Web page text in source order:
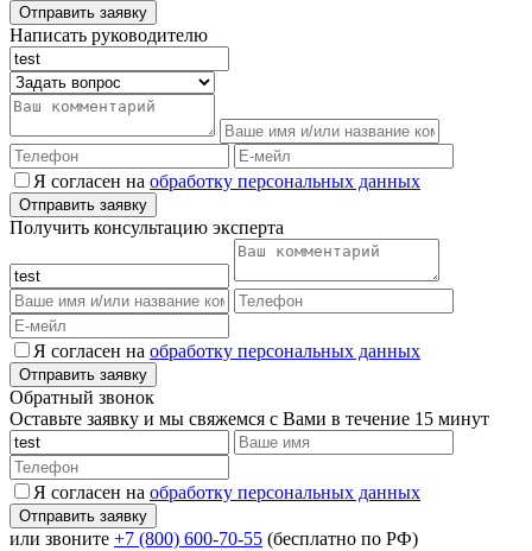
Написать руководителю
Я согласен на обработку персональных данных
Получить консультацию эксперта
Я согласен на обработку персональных данных
Обратный звонок
Оставьте заявку и мы свяжемся с Вами в течение 15 минут
Я согласен на обработку персональных данных
или звоните +7 (800) 600-70-55 (бесплатно по РФ)